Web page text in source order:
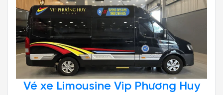
Vé xe Limousine Vip Phương Huy